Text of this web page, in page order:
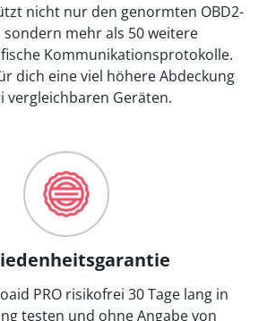
nicht nur den genormten OBD2-
sondern mehr als 50 weitere
Kommunikationsprotokolle.
dich eine viel höhere Abdeckung
vergleichbaren Geräten.
PRO risikofrei 30 Tage lang in
testen und ohne Angabe von